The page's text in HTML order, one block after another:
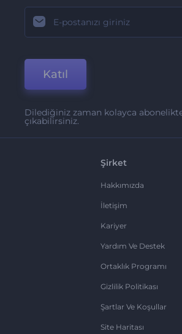
Katıl
Dilediğiniz zaman kolayca
çıkabilirsiniz.
Şirket
Hakkımızda
İletişim
Kariyer
Yardım Ve Destek
Ortaklık Programı
Gizlilik Politikası
Şartlar Ve Koşullar
Site Haritası